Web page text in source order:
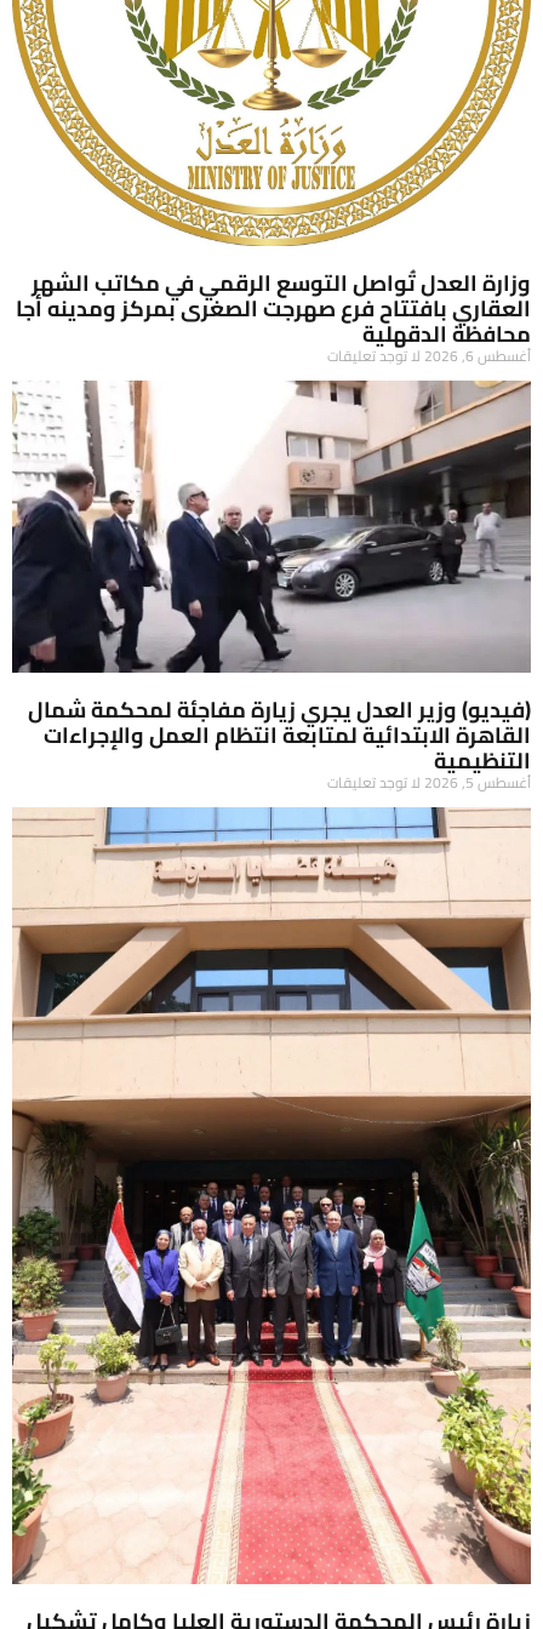
وزارة العدل تُواصل التوسع الرقمي في مكاتب الشهر
العقاري بافتتاح فرع صهرجت الصغرى بمركز ومدينه أجا
محافظة الدقهلية
أغسطس 6, 2026 لا توجد تعليقات
(فيديو) وزير العدل يجري زيارة مفاجئة لمحكمة شمال
القاهرة الابتدائية لمتابعة انتظام العمل والإجراءات
التنظيمية
أغسطس 5, 2026 لا توجد تعليقات